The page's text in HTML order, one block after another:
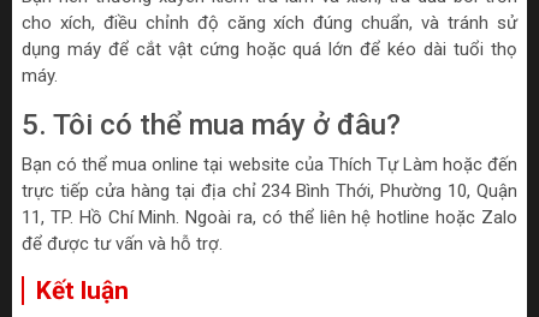
cho xích, điều chỉnh độ căng xích đúng chuẩn, và tránh sử
dụng máy để cắt vật cứng hoặc quá lớn để kéo dài tuổi thọ
máy.
5. Tôi có thể mua máy ở đâu?
Bạn có thể mua online tại website của Thích Tự Làm hoặc đến
trực tiếp cửa hàng tại địa chỉ 234 Bình Thới, Phường 10, Quận
11, TP. Hồ Chí Minh. Ngoài ra, có thể liên hệ hotline hoặc Zalo
để được tư vấn và hỗ trợ.
Kết luận